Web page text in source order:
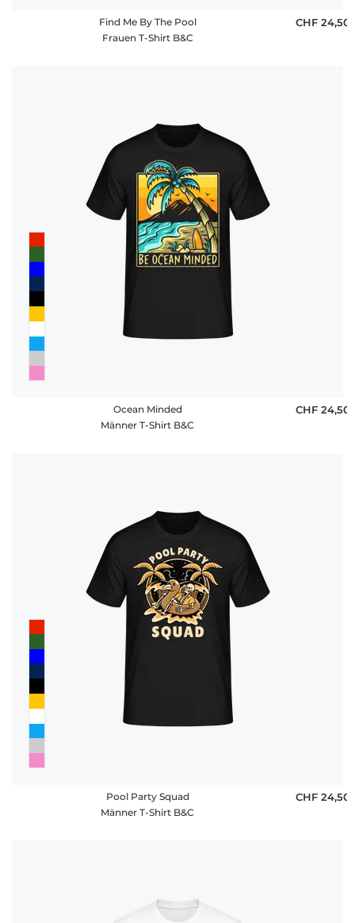
Find Me By The Pool
Frauen T-Shirt B&C
CHF 24,50
Ocean Minded
Männer T-Shirt B&C
CHF 24,50
Pool Party Squad
Männer T-Shirt B&C
CHF 24,50